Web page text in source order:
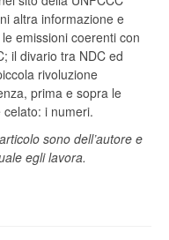
altra informazione e
emissioni coerenti con
il divario tra NDC ed
rivoluzione
prima e sopra le
i numeri.
sono dell’autore e
egli lavora.